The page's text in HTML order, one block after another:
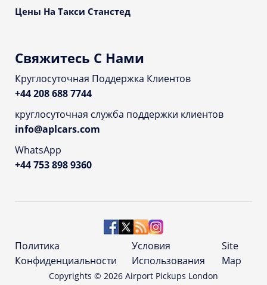
Цены На Такси Станстед
Свяжитесь С Нами
Круглосуточная Поддержка Клиентов
+44 208 688 7744
круглосуточная служба поддержки клиентов
info@aplcars.com
WhatsApp
+44 753 898 9360
Copyrights © 2026 Airport Pickups London
Политика
Конфиденциальности
Условия
Использования
Site
Map